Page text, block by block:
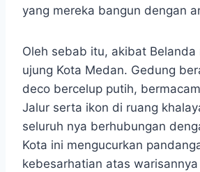
yang mereka bangun dengan
Oleh sebab itu, akibat
ujung Kota Medan. Gedung
deco bercelup putih,
Jalur serta ikon di ruang
seluruh nya berhubungan
Kota ini mengucurkan
kebesarhatian atas